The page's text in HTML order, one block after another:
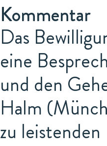
Kommentar
Das
eine
und den
Halm
zu